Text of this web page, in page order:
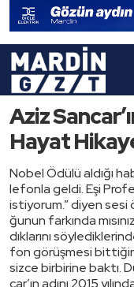
Aziz
Hayat
Nobel Ödülü al­dı­ğı
le­fon­la geldi. Eşi
is­ti­yo­rum.” diyen sesi
ğu­nun far­kın­da
dık­la­rı­nı
fon gö­rüş­me­si
siz­ce bir­bi­ri­ne baktı.